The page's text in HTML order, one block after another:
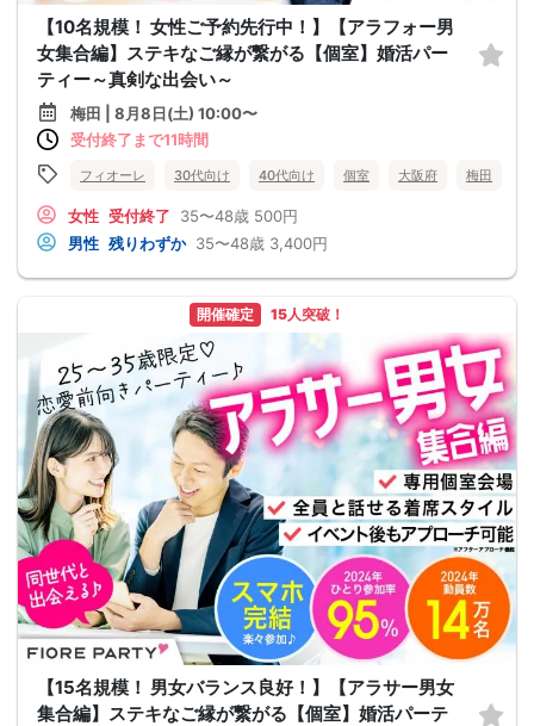
【10名規模！ 女性ご予約先行中！】【アラフォー男
女集合編】ステキなご縁が繋がる【個室】婚活パー
ティー～真剣な出会い～
梅田 | 8月8日(土) 10:00〜
受付終了まで11時間
フィオーレ 30代向け 40代向け 個室 大阪府 梅田
女性 受付終了 35〜48歳 500円
男性 残りわずか 35〜48歳 3,400円
開催確定 15人突破！
【15名規模！ 男女バランス良好！】【アラサー男女
集合編】ステキなご縁が繋がる【個室】婚活パーテ